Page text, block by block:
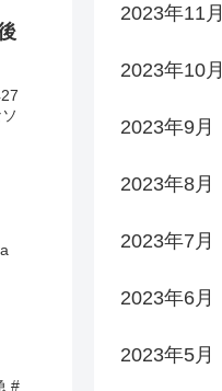
#
2023年11月
2023年10月
2023年9月
2023年8月
2023年7月
2023年6月
2023年5月